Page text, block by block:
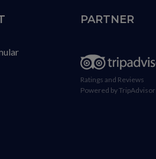
PARTNER
Ratings and Reviews
Powered by TripAdvisor